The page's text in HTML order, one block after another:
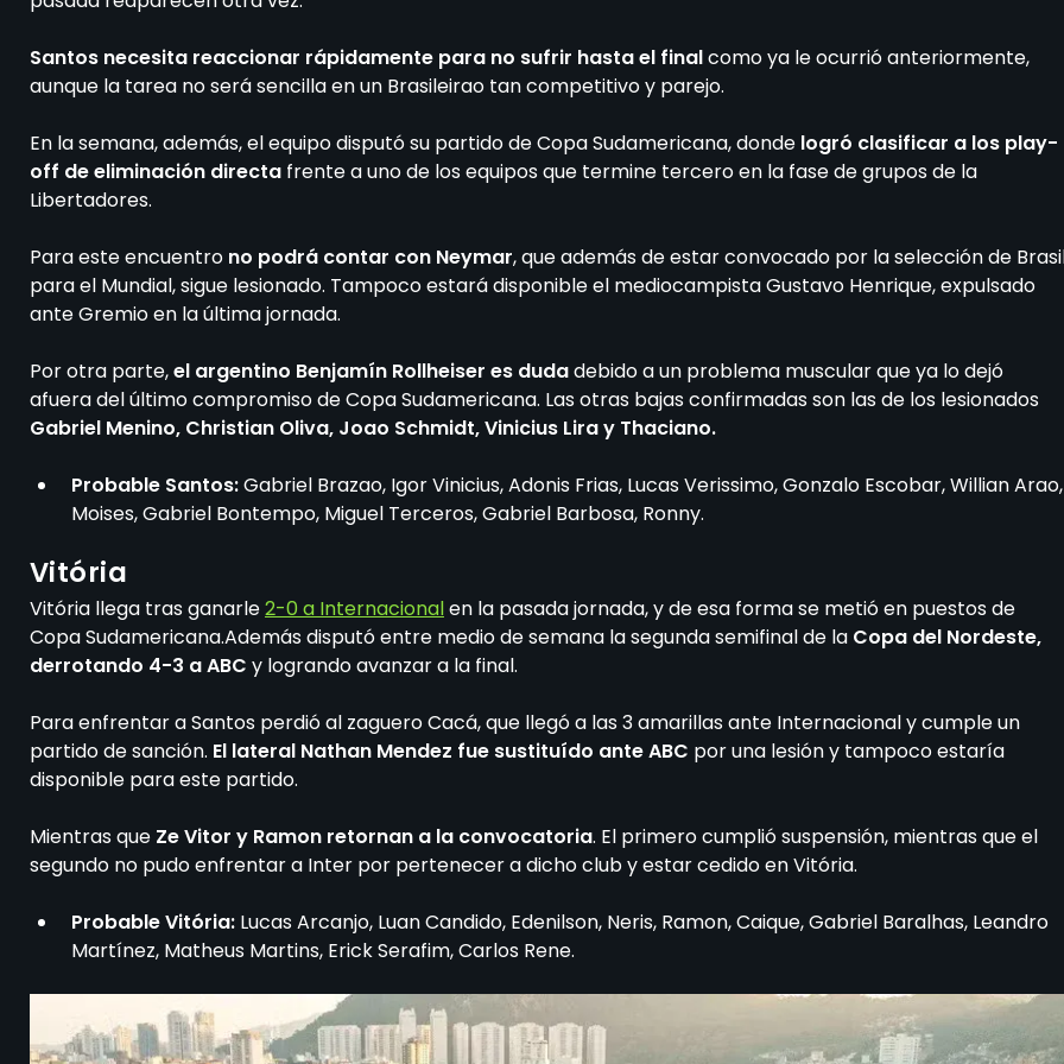
Santos necesita reaccionar rápidamente para no sufrir hasta el finalcomo ya le ocurrió anteriormente,
aunque la tarea no será sencilla en un Brasileirao tan competitivo y parejo.
En la semana, además, el equipo disputó su partido de Copa Sudamericana, donde logró clasificar a los play-
off de eliminación directa frente a uno de los equipos que termine tercero en la fase de grupos de la
Libertadores.
Para este encuentro no podrá contar con Neymar, que además de estar convocado por la selección de
para el Mundial, sigue lesionado. Tampoco estará disponible el mediocampista Gustavo Henrique, expulsado
ante Gremio en la última jornada.
Por otra parte,el argentino Benjamín Rollheiser es dudadebido a un problema muscular que ya lo dejó
afuera del último compromiso de Copa Sudamericana. Las otras bajas confirmadas son las de los lesionados
Gabriel Menino, Christian Oliva, Joao Schmidt, Vinicius Lira y Thaciano.
Probable Santos:Gabriel Brazao, Igor Vinicius, Adonis Frias, Lucas Verissimo, Gonzalo Escobar, Willian Arao,
Moises, Gabriel Bontempo, Miguel Terceros, Gabriel Barbosa, Ronny.
Vitória
Vitória llega tras ganarle2-0 a Internacionalen la pasada jornada, y de esa forma se metió en puestos de
Copa Sudamericana.Además disputó entre medio de semana la segunda semifinal de la Copa del Nordeste,
derrotando 4-3 a ABC y logrando avanzar a la final.
Para enfrentar a Santos perdió al zaguero Cacá, que llegó a las 3 amarillas ante Internacional y cumple un
partido de sanción. El lateral Nathan Mendez fue sustituído ante ABC por una lesión y tampoco estaría
disponible para este partido.
Mientras que Ze Vitor y Ramon retornan a la convocatoria. El primero cumplió suspensión, mientras que el
segundo no pudo enfrentar a Inter por pertenecer a dicho club y estar cedido en Vitória.
Probable Vitória: Lucas Arcanjo, Luan Candido, Edenilson, Neris, Ramon, Caique, Gabriel Baralhas, Leandro
Martínez, Matheus Martins, Erick Serafim, Carlos Rene.